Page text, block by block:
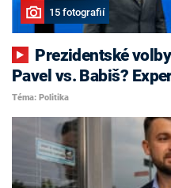
15 fotografií
Pavel vs. Babiš?
Téma: Politika